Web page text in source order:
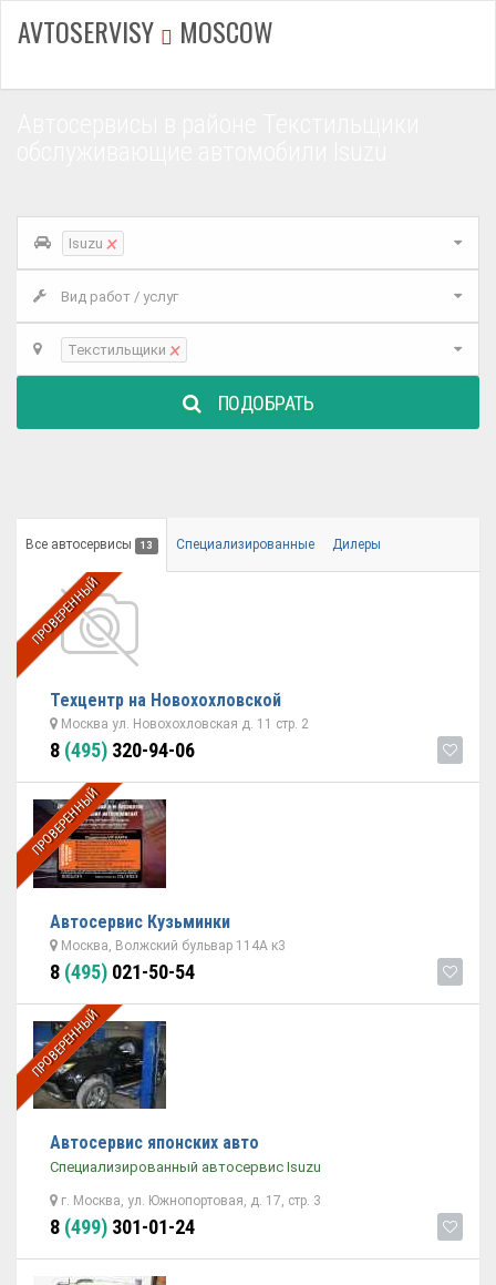
AVTOSERVISY MOSCOW
Isuzu ×
Вид работ / услуг
Текстильщики ×
ПОДОБРАТЬ
Все автосервисы 13 Специализированные Дилеры
ПРОВЕРЕННЫЙ
Техцентр на Новохохловской
Москва ул. Новохохловская д. 11 стр. 2
8 (495) 320-94-06
ПРОВЕРЕННЫЙ
Автосервис Кузьминки
Москва, Волжский бульвар 114А к3
8 (495) 021-50-54
ПРОВЕРЕННЫЙ
Автосервис японских авто
Специализированный автосервис Isuzu
г. Москва, ул. Южнопортовая, д. 17, стр. 3
8 (499) 301-01-24